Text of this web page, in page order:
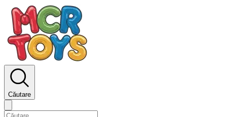
Căutare